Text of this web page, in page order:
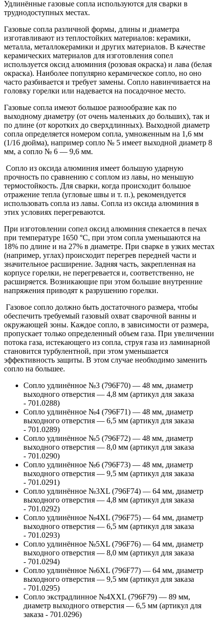
Удлинённые газовые сопла используются для сварки в
труднодоступных местах.
Газовые сопла различной формы, длины и диаметра
изготавливают из теплостойких материалов: керамики,
металла, металлокерамики и других материалов. В качестве
керамических материалов для изготовления сопел
используется оксид алюминия (розовая окраска) и лава (белая
окраска). Наиболее популярно керамическое сопло, но оно
часто разбивается и требует замены. Сопло навинчивается на
головку горелки или надевается на посадочное место.
Газовые сопла имеют большое разнообразие как по
выходному диаметру (от очень маленьких до больших), так и
по длине (от коротких до сверхдлинных). Выходной диаметр
сопла определяется номером сопла, умноженным на 1,6 мм
(1/16 дюйма), например сопло № 5 имеет выходной диаметр 8
мм, а сопло № 6 — 9,6 мм.
Сопло из оксида алюминия имеет большую ударную
прочность по сравнению с соплом из лавы, но меньшую
термостойкость. Для сварки, когда происходит большое
отражение тепла (угловые швы и т. п.), рекомендуется
использовать сопла из лавы. Сопла из оксида алюминия в
этих условиях перегреваются.
При изготовлении сопел оксид алюминия спекается в печах
при температуре 1650 °С, при этом сопла уменьшаются на
18% по длине и на 27% в диаметре. При сварке в узких местах
(например, углах) происходит перегрев передней части и
значительное расширение. Задняя часть, закрепленная на
корпусе горелки, не перегревается и, соответственно, не
расширяется. Возникающие при этом большие внутренние
напряжения приводят к разрушению горелки.
Газовое сопло должно быть достаточного размера, чтобы
обеспечить требуемый газовый охват сварочной ванны и
окружающей зоны. Каждое сопло, в зависимости от размера,
пропускает только определенный объем газа. При увеличении
потока газа, истекающего из сопла, струя газа из ламинарной
становится турбулентной, при этом уменьшается
эффективность защиты. В этом случае необходимо заменить
сопло на большее.
Сопло удлинённое №3 (796F70) — 48 мм, диаметр
выходного отверстия — 4,8 мм (артикул для заказа
- 701.0288)
Сопло удлинённое №4 (796F71) — 48 мм, диаметр
выходного отверстия — 6,5 мм (артикул для заказа
- 701.0289)
Сопло удлинённое №5 (796F72) — 48 мм, диаметр
выходного отверстия — 8,0 мм (артикул для заказа
- 701.0290)
Сопло удлинённое №6 (796F73) — 48 мм, диаметр
выходного отверстия — 9,5 мм (артикул для заказа
- 701.0291)
Сопло удлинённое №3XL (796F74) — 64 мм, диаметр
выходного отверстия — 4,8 мм (артикул для заказа
- 701.0292)
Сопло удлинённое №4XL (796F75) — 64 мм, диаметр
выходного отверстия — 6,5 мм (артикул для заказа
- 701.0293)
Сопло удлинённое №5XL (796F76) — 64 мм, диаметр
выходного отверстия — 8,0 мм (артикул для заказа
- 701.0294)
Сопло удлинённое №6XL (796F77) — 64 мм, диаметр
выходного отверстия — 9,5 мм (артикул для заказа
- 701.0295)
Сопло экстрадлинное №4XXL (796F79) — 89 мм,
диаметр выходного отверстия — 6,5 мм (артикул для
заказа - 701.0296)